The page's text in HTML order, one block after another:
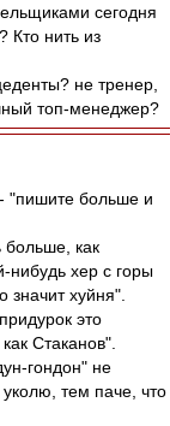
сегодня
Кто нить из
не тренер,
топ-менеджер?
"пишите больше и
больше, как
нибудь хер с горы
хуйня".
это
Стаканов".
гондон" не
уколю, тем паче, что